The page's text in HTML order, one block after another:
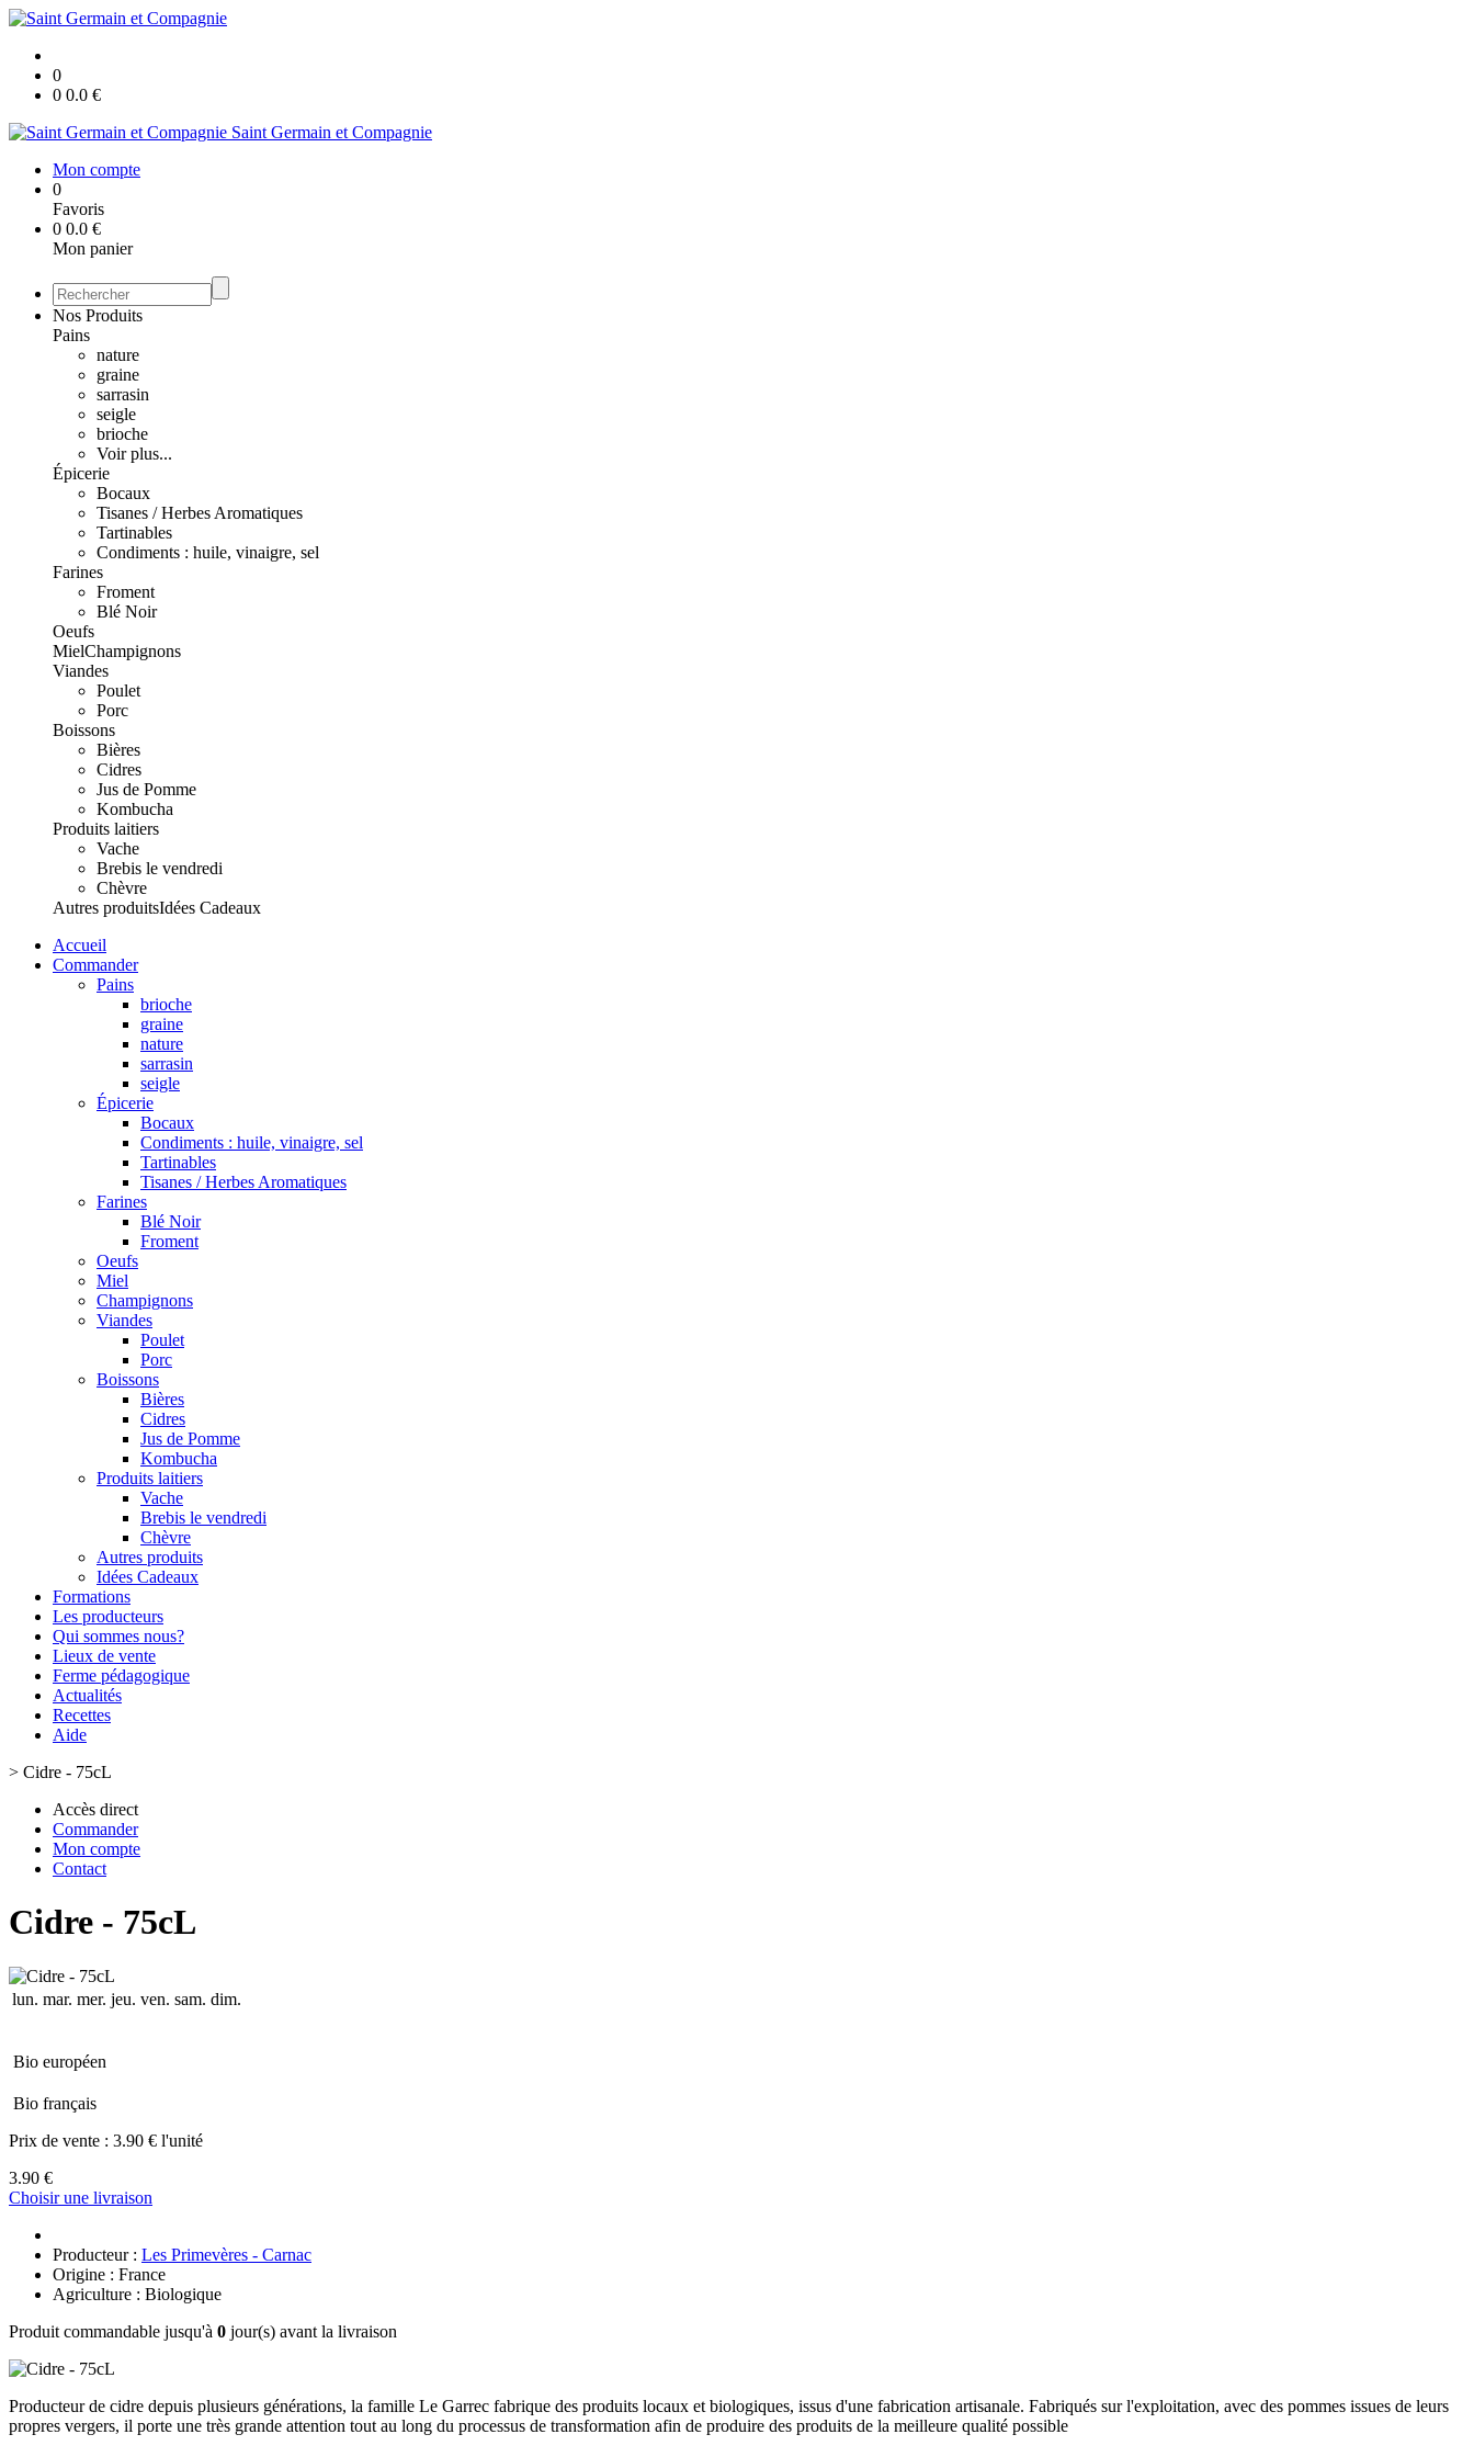
0
0 0.0 €
Saint Germain et Compagnie
Mon compte
0
Favoris
0 0.0 €
Mon panier
Nos Produits
Pains
nature
graine
sarrasin
seigle
brioche
Voir plus...
Épicerie
Bocaux
Tisanes / Herbes Aromatiques
Tartinables
Condiments : huile, vinaigre, sel
Farines
Froment
Blé Noir
Oeufs
MielChampignons
Viandes
Poulet
Porc
Boissons
Bières
Cidres
Jus de Pomme
Kombucha
Produits laitiers
Vache
Brebis le vendredi
Chèvre
Autres produitsIdées Cadeaux
Accueil
Commander
Pains
brioche
graine
nature
sarrasin
seigle
Épicerie
Bocaux
Condiments : huile, vinaigre, sel
Tartinables
Tisanes / Herbes Aromatiques
Farines
Blé Noir
Froment
Oeufs
Miel
Champignons
Viandes
Poulet
Porc
Boissons
Bières
Cidres
Jus de Pomme
Kombucha
Produits laitiers
Vache
Brebis le vendredi
Chèvre
Autres produits
Idées Cadeaux
Formations
Les producteurs
Qui sommes nous?
Lieux de vente
Ferme pédagogique
Actualités
Recettes
Aide
> Cidre - 75cL
Accès direct
Commander
Mon compte
Contact
Cidre - 75cL
lun. mar. mer. jeu. ven. sam. dim.
Bio européen
Bio français
Prix de vente : 3.90 € l'unité
3.90 €
Choisir une livraison
Producteur : Les Primevères - Carnac
Origine : France
Agriculture : Biologique
Produit commandable jusqu'à 0 jour(s) avant la livraison
Producteur de cidre depuis plusieurs générations, la famille Le Garrec fabrique des produits locaux et biologiques, issus d'une fabrication artisanale. Fabriqués sur l'exploitation, avec des pommes issues de leurs
propres vergers, il porte une très grande attention tout au long du processus de transformation afin de produire des produits de la meilleure qualité possible